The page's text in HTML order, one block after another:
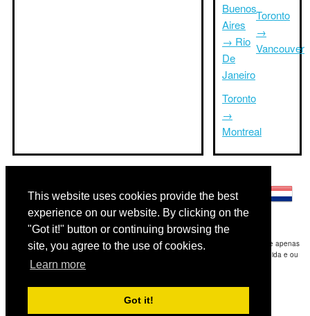
This website uses cookies provide the best
experience on our website. By clicking on the
"Got it!" button or continuing browsing the
site, you agree to the use of cookies.
Learn more
Got it!
Buenos
Aires
→ Rio
De
Janeiro
Toronto
→
Montreal
Toronto
→
Vancouver
Disclaimer: As informações apresentadas neste site é a nossa melhor estimativa e apenas
para sua referência.Triptimeto.com não se responsabiliza por qualquer atraso de ida e ou
consequentes danos / resultou das informações fornecidas.
Copyright 2015-2026
Contact Usfor feedback.